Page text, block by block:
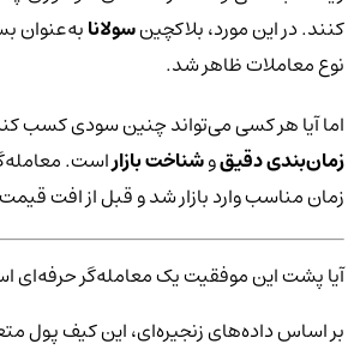
کنند. در این مورد، بلاکچینسولانابه‌عنوان
نوع معاملات ظاهر شد.
اما آیا هر کسی می‌تواند چنین سودی کسب
زمان‌بندی دقیقوشناخت بازاراست. معامله‌گر
زمان مناسب وارد بازار شد و قبل از افت
آیا پشت این موفقیت یک معامله‌گر حرفه‌ای
بر اساس داده‌های زنجیره‌ای، این کیف پول